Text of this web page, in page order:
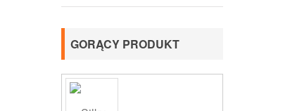
GORĄCY PRODUKT